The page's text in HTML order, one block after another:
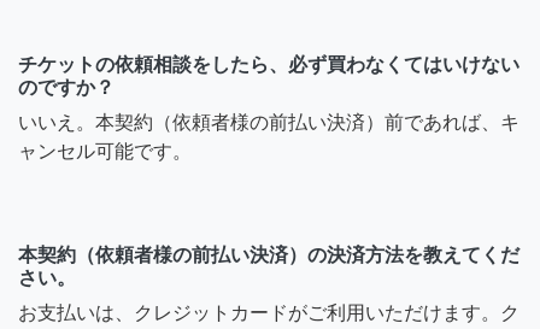
チケットの依頼相談をしたら、必ず買わなくてはいけない
のですか？
いいえ。本契約（依頼者様の前払い決済）前であれば、キ
ャンセル可能です。
本契約（依頼者様の前払い決済）の決済方法を教えてくだ
さい。
お支払いは、クレジットカードがご利用いただけます。ク